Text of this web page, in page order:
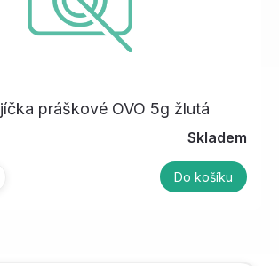
práškové OVO 5g žlutá
Skladem
Do košíku